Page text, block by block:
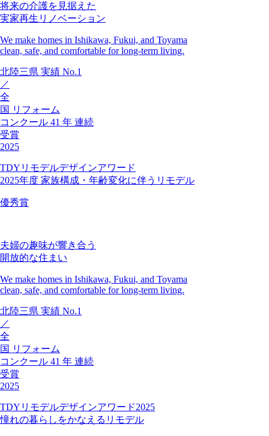
将来の介護を見据えた
実家再生リノベーション
We make homes in Ishikawa, Fukui, and Toyama
clean, safe, and comfortable for long-term living.
北陸三県 実績 No.1
／
全
国 リフォーム
コンクール 41 年 連続
受賞
2025
TDYリモデルデザインアワード
2025年度 家族構成・年齢変化に伴うリモデル
優秀賞
夫婦の趣味が響き合う
開放的な住まい
We make homes in Ishikawa, Fukui, and Toyama
clean, safe, and comfortable for long-term living.
北陸三県 実績 No.1
／
全
国 リフォーム
コンクール 41 年 連続
受賞
2025
TDYリモデルデザインアワード2025
憧れの暮らしをかなえるリモデル